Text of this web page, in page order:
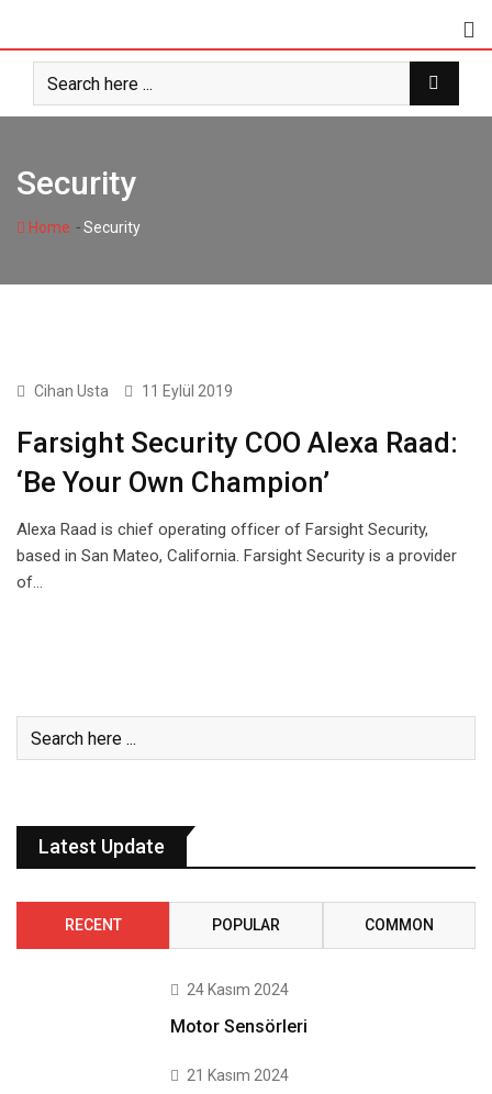
content
Security
Home -Security
INTERNATIONAL
Cihan Usta 11 Eylül 2019
Farsight Security COO Alexa Raad:
‘Be Your Own Champion’
Alexa Raad is chief operating officer of Farsight Security,
based in San Mateo, California. Farsight Security is a provider
of…
Latest Update
RECENT POPULAR COMMON
24 Kasım 2024
Motor Sensörleri
21 Kasım 2024